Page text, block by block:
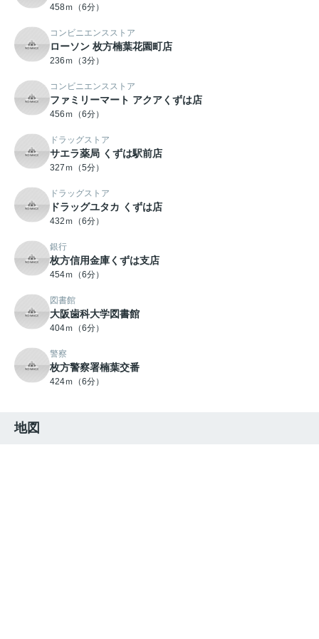
458ｍ（6分）
コンビニエンスストア
ローソン 枚方楠葉花園町店
236ｍ（3分）
コンビニエンスストア
ファミリーマート アクアくずは店
456ｍ（6分）
ドラッグストア
サエラ薬局 くずは駅前店
327ｍ（5分）
ドラッグストア
ドラッグユタカ くずは店
432ｍ（6分）
銀行
枚方信用金庫くずは支店
454ｍ（6分）
図書館
大阪歯科大学図書館
404ｍ（6分）
警察
枚方警察署楠葉交番
424ｍ（6分）
地図